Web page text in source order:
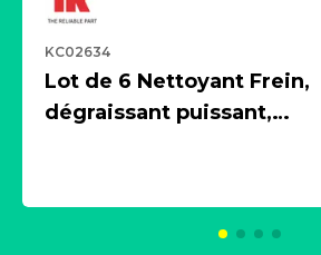
KC02634
Lot de 6 Nettoyant Frein,
dégraissant puissant,